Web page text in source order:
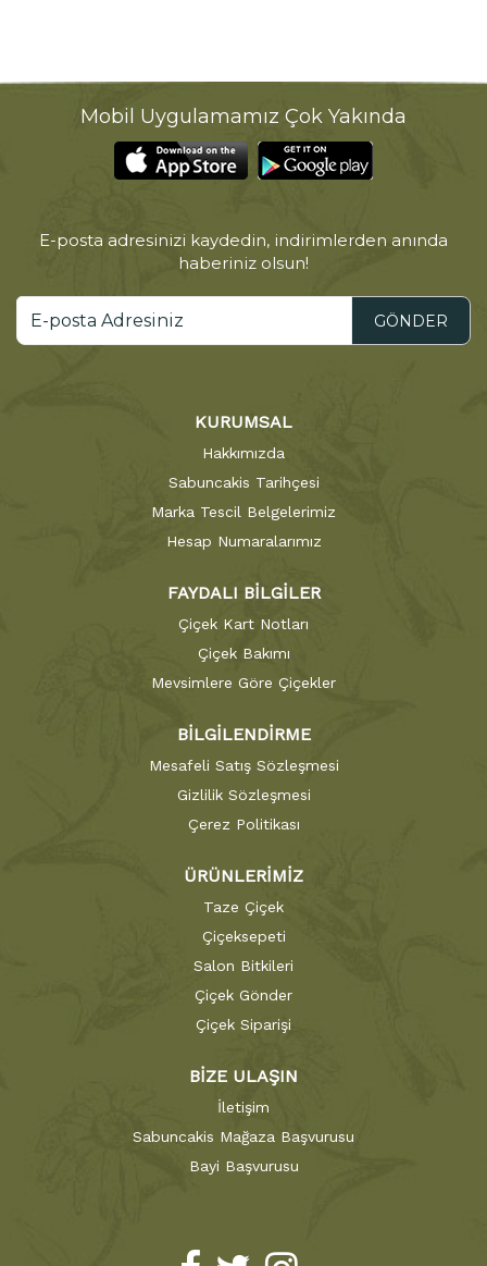
Mobil Uygulamamız Çok Yakında
E-posta adresinizi kaydedin, indirimlerden anında
haberiniz olsun!
GÖNDER
KURUMSAL
Hakkımızda
Sabuncakis Tarihçesi
Marka Tescil Belgelerimiz
Hesap Numaralarımız
FAYDALI BİLGİLER
Çiçek Kart Notları
Çiçek Bakımı
Mevsimlere Göre Çiçekler
BİLGİLENDİRME
Mesafeli Satış Sözleşmesi
Gizlilik Sözleşmesi
Çerez Politikası
ÜRÜNLERİMİZ
Taze Çiçek
Çiçeksepeti
Salon Bitkileri
Çiçek Gönder
Çiçek Siparişi
BİZE ULAŞIN
İletişim
Sabuncakis Mağaza Başvurusu
Bayi Başvurusu